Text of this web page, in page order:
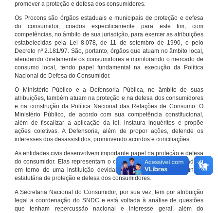
promover a proteção e defesa dos consumidores.
Os Procons são órgãos estaduais e municipais de proteção e defesa
do consumidor, criados especificamente para este fim, com
competências, no âmbito de sua jurisdição, para exercer as atribuições
estabelecidas pela Lei 8.078, de 11 de setembro de 1990, e pelo
Decreto nº 2.181/97. São, portanto, órgãos que atuam no âmbito local,
atendendo diretamente os consumidores e monitorando o mercado de
consumo local, tendo papel fundamental na execução da Política
Nacional de Defesa do Consumidor.
O Ministério Público e a Defensoria Pública, no âmbito de suas
atribuições, também atuam na proteção e na defesa dos consumidores
e na construção da Política Nacional das Relações de Consumo. O
Ministério Público, de acordo com sua competência constitucional,
além de fiscalizar a aplicação da lei, instaura inquéritos e propõe
ações coletivas. A Defensoria, além de propor ações, defende os
interesses dos desassistidos, promovendo acordos e conciliações.
As entidades civis desenvolvem importante papel na proteção e defesa
do consumidor. Elas representam o conjunto organizado de cidadãos
em torno de uma instituição devidamente registrada e com função
estatutária de proteção e defesa dos consumidores.
A Secretaria Nacional do Consumidor, por sua vez, tem por atribuição
legal a coordenação do SNDC e está voltada à análise de questões
que tenham repercussão nacional e interesse geral, além do